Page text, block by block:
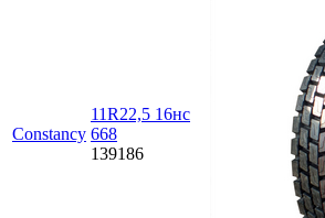
Constancy
11R22,5 16нc
668
139186